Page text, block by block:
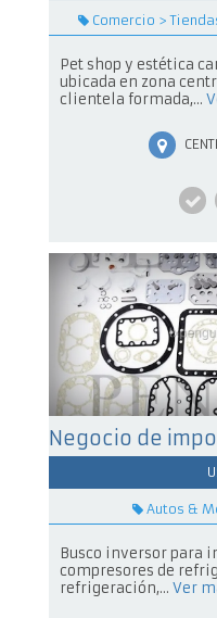
Comercio >
Pet shop y estética
ubicada en zona
clientela formada,...
Autos &
Busco inversor para
compresores de
refrigeración,... Ver